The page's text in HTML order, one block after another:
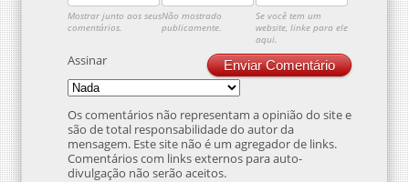
Mostrar junto aos seus
comentários.
Não mostrado
publicamente.
Se você tem um
website, linke para ele
aqui.
Enviar Comentário
Assinar
Os comentários não representam a opinião do site e
são de total responsabilidade do autor da
mensagem. Este site não é um agregador de links.
Comentários com links externos para auto-
divulgação não serão aceitos.